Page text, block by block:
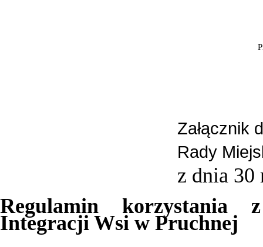
Załącznik
Rady
z dnia 30
Regulamin korzystania
Integracji Wsi w Pruchnej